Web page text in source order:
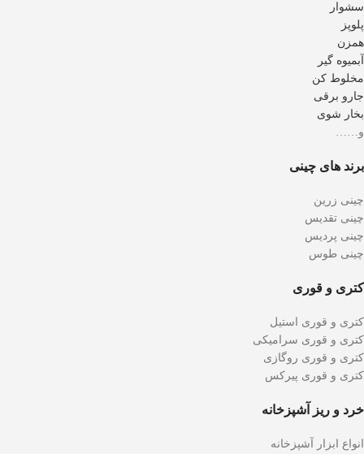
سشوار
پلوپز
همزن
آبمیوه گیر
مخلوط کن
جارو برقی
بخار شوی
و……
برند های چینی
چینی زرین
چینی تقدیس
چینی پردیس
چینی طوس
کتری و قوری
کتری و قوری استیل
کتری و قوری سرامیکی
کتری و قوری روگازی
کتری و قوری پیرکس
خرد و ریز آشپزخانه
انواع ابزار آشپزخانه